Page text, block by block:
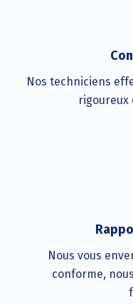
Nos techniciens
rigoureux
Nous vous
conforme,